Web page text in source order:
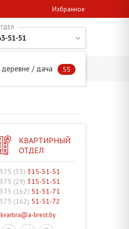
Избранное
/ дача 55
51-51
КВАРТИРНЫЙ
ОТДЕЛ
(33) 315-51-51
(29) 315-51-51
(162) 51-51-71
(162) 51-51-72
kvartira@a-brest.by